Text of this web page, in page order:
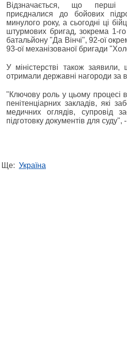
Відзначається, що перші
приєдналися до бойових
минулого року, а сьогодні ці
штурмових бригад, зокрема 1-
батальйону "Да Вінчі", 92-ої
93-ої механізованої бригади
У міністерстві також
отримали державні нагороди за
"Ключову роль у цьому процесі
пенітенціарних закладів, які
медичних оглядів, супровід
підготовку документів для суду",
Ще: Україна